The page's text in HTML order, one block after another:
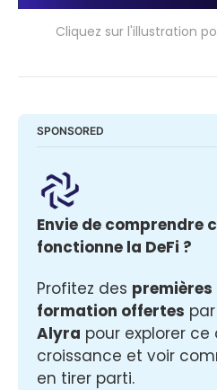
Cliquez sur l'illustration
SPONSORED
Envie de comprendre
fonctionne la DeFi ?
Profitez des premières
formation offertes
Alyra pour explorer
croissance et voir
en tirer parti.